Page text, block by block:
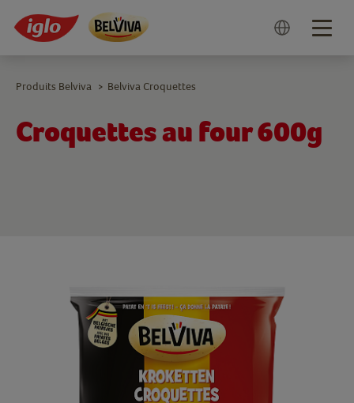
Croquettes au four 600g
Produits Belviva > Belviva Croquettes